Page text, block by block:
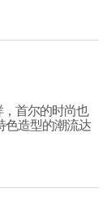
首尔的时尚也
色造型的潮流达